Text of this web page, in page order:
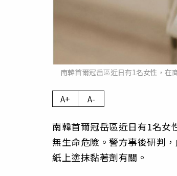
南韓首爾冠岳區近日有1名女性，在
A+ A-
南韓首爾冠岳區近日有1名女
無生命危險。警方事後研判
紙上塗抹黏著劑有關。